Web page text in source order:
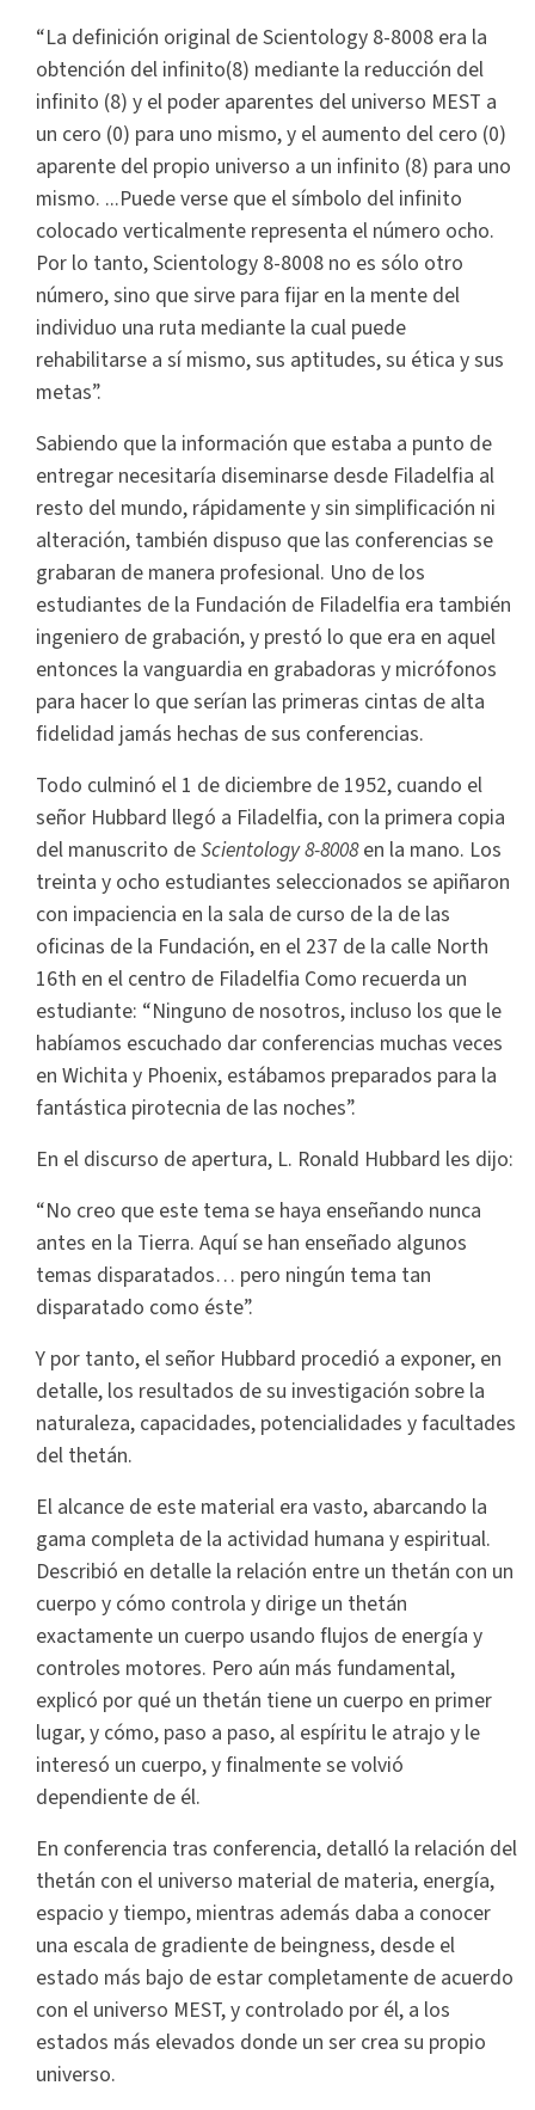
“La definición original de Scientology 8-8008 era la
obtención del infinito(8) mediante la reducción del
infinito (8) y el poder aparentes del universo MEST a
un cero (0) para uno mismo, y el aumento del cero (0)
aparente del propio universo a un infinito (8) para uno
mismo. ...Puede verse que el símbolo del infinito
colocado verticalmente representa el número ocho.
Por lo tanto, Scientology 8-8008 no es sólo otro
número, sino que sirve para fijar en la mente del
individuo una ruta mediante la cual puede
rehabilitarse a sí mismo, sus aptitudes, su ética y sus
metas”.
Sabiendo que la información que estaba a punto de
entregar necesitaría diseminarse desde Filadelfia al
resto del mundo, rápidamente y sin simplificación ni
alteración, también dispuso que las conferencias se
grabaran de manera profesional. Uno de los
estudiantes de la Fundación de Filadelfia era también
ingeniero de grabación, y prestó lo que era en aquel
entonces la vanguardia en grabadoras y micrófonos
para hacer lo que serían las primeras cintas de alta
fidelidad jamás hechas de sus conferencias.
Todo culminó el 1 de diciembre de 1952, cuando el
señor Hubbard llegó a Filadelfia, con la primera copia
del manuscrito deScientology 8-8008en la mano. Los
treinta y ocho estudiantes seleccionados se apiñaron
con impaciencia en la sala de curso de la de las
oficinas de la Fundación, en el 237 de la calle North
16th en el centro de Filadelfia Como recuerda un
estudiante: “Ninguno de nosotros, incluso los que le
habíamos escuchado dar conferencias muchas veces
en Wichita y Phoenix, estábamos preparados para la
fantástica pirotecnia de las noches”.
En el discurso de apertura, L. Ronald Hubbard les dijo:
“No creo que este tema se haya enseñando nunca
antes en la Tierra. Aquí se han enseñado algunos
temas disparatados… pero ningún tema tan
disparatado como éste”.
Y por tanto, el señor Hubbard procedió a exponer, en
detalle, los resultados de su investigación sobre la
naturaleza, capacidades, potencialidades y facultades
del thetán.
El alcance de este material era vasto, abarcando la
gama completa de la actividad humana y espiritual.
Describió en detalle la relación entre un thetán con un
cuerpo y cómo controla y dirige un thetán
exactamente un cuerpo usando flujos de energía y
controles motores. Pero aún más fundamental,
explicó por qué un thetán tiene un cuerpo en primer
lugar, y cómo, paso a paso, al espíritu le atrajo y le
interesó un cuerpo, y finalmente se volvió
dependiente de él.
En conferencia tras conferencia, detalló la relación del
thetán con el universo material de materia, energía,
espacio y tiempo, mientras además daba a conocer
una escala de gradiente de beingness, desde el
estado más bajo de estar completamente de acuerdo
con el universo MEST, y controlado por él, a los
estados más elevados donde un ser crea su propio
universo.